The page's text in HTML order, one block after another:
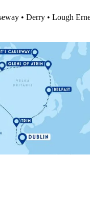
• Derry • Lough